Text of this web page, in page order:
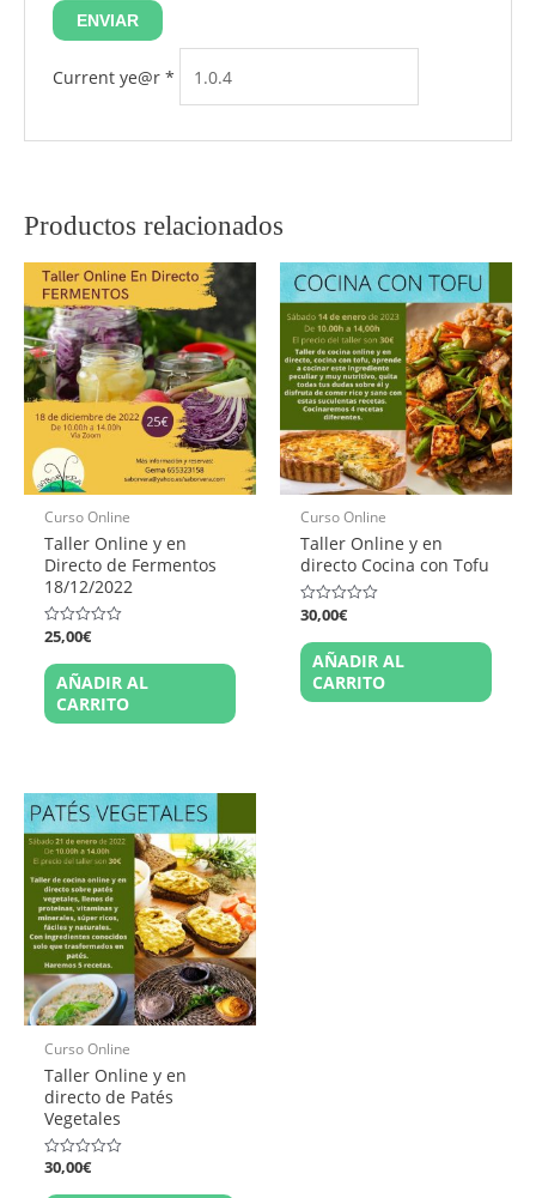
Current ye@r*
Productos relacionados
Curso Online
Taller Online y en
Directo de Fermentos
18/12/2022
Valorado
0
de
25,00€
AÑADIR AL
CARRITO
Curso Online
Taller Online y en
directo Cocina con Tofu
Valorado
0
de
30,00€
AÑADIR AL
CARRITO
Curso Online
Taller Online y en
directo de Patés
Vegetales
Valorado
0
30,00€